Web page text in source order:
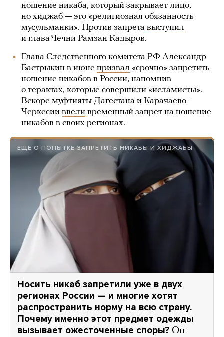
ношение никаба, который закрывает лицо,
но хиджаб — это «религиозная обязанность
мусульманки». Против запрета выступил
и глава Чечни Рамзан Кадыров.
Глава Следственного комитета РФ Александр
Бастрыкин в июне призвал «срочно» запретить
ношение никабов в России, напомнив
о терактах, которые совершили «исламисты».
Вскоре муфтияты Дагестана и Карачаево-
Черкесии ввели временный запрет на ношение
никабов в своих регионах.
ЕЩЕ О ПОПЫТКЕ ЗАПРЕТИТЬ НИКАБЫ И ХИДЖАБЫ
Носить никаб запретили уже в двух
регионах России — и многие хотят
распространить норму на всю страну.
Почему именно этот предмет одежды
вызывает ожесточенные споры? Он